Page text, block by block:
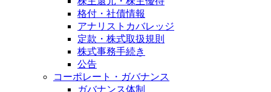
格付・社債情報
アナリストカバレッジ
定款・株式取扱規則
株式事務手続き
公告
コーポレート・ガバナンス
ガバナンス体制